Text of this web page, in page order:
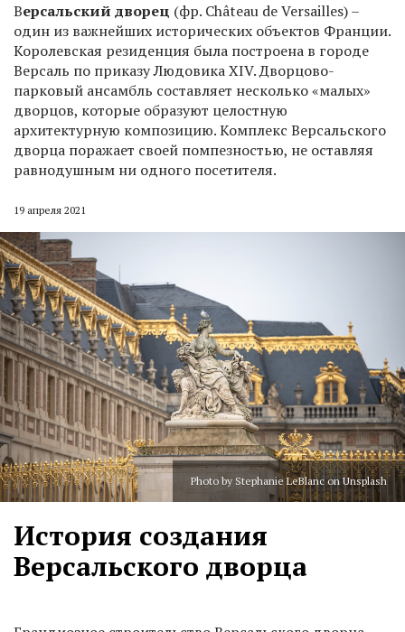
Версальский дворец (фр. Château de Versailles) –
один из важнейших исторических объектов Франции.
Королевская резиденция была построена в городе
Версаль по приказу Людовика XIV. Дворцово-
парковый ансамбль составляет несколько «малых»
дворцов, которые образуют целостную
архитектурную композицию. Комплекс Версальского
дворца поражает своей помпезностью, не оставляя
равнодушным ни одного посетителя.
19 апреля 2021
Photo by Stephanie LeBlanc on Unsplash
История создания
Версальского дворца